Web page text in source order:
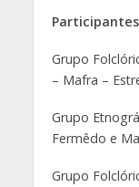
Grupo
– Mafra –
Grupo
Fermêdo e
Grupo